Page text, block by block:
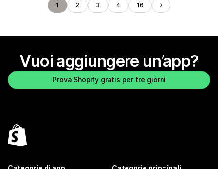
1 2 3 4 16
Vuoi aggiungere un’app?
Prova Shopify gratis per tre giorni